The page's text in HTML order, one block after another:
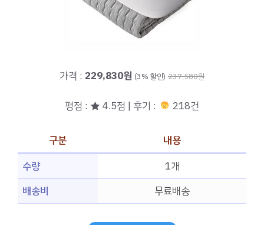
가격 : 229,830원 (3% 할인) 237,580원
평점 : ★ 4.5점 | 후기 : 218건
구분
내용
수량
1개
배송비
무료배송